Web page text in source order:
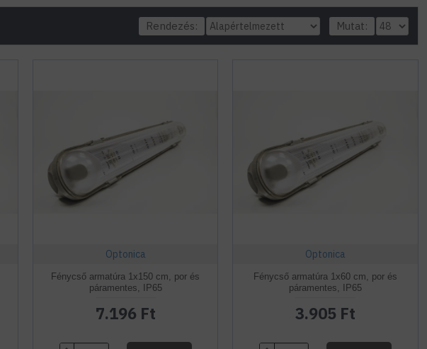
Rendezés: Mutat:
Optonica
Fénycső armatúra 1x150 cm, por és
páramentes, IP65
7.196 Ft
Optonica
Fénycső armatúra 1x60 cm, por és
páramentes, IP65
3.905 Ft